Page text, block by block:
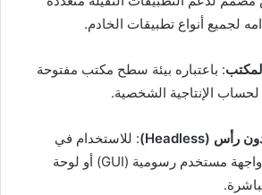
لجميع أنواع تطبيقات الخادم.
: باعتباره بيئة سطح مكتب مفتوحة
الإنتاجية الشخصية.
: للاستخدام في
الأنظمة التي لا تتطلب واجهة مستخدم رسومية (GUI) أو لوحة